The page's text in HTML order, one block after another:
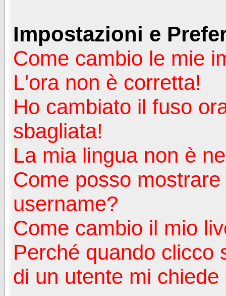
Impostazioni e
Come cambio le mie
L'ora non è corretta!
Ho cambiato il fuso
sbagliata!
La mia lingua non è
Come posso
username?
Come cambio il mio
Perché quando clicco
di un utente mi